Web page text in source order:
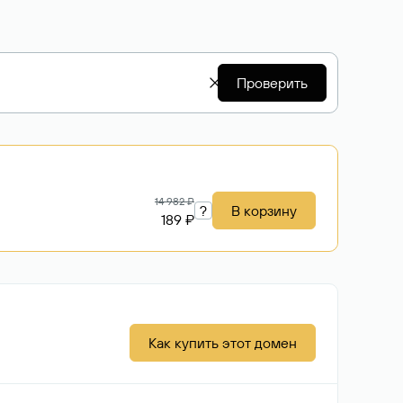
Проверить
14 982 ₽
189 ₽ ? В корзину
Как купить этот домен